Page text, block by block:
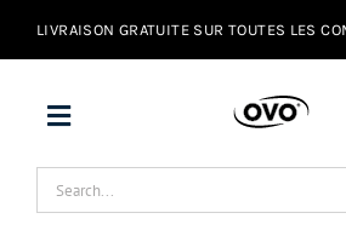
Toggle
Navigation
Offres
Search
for: